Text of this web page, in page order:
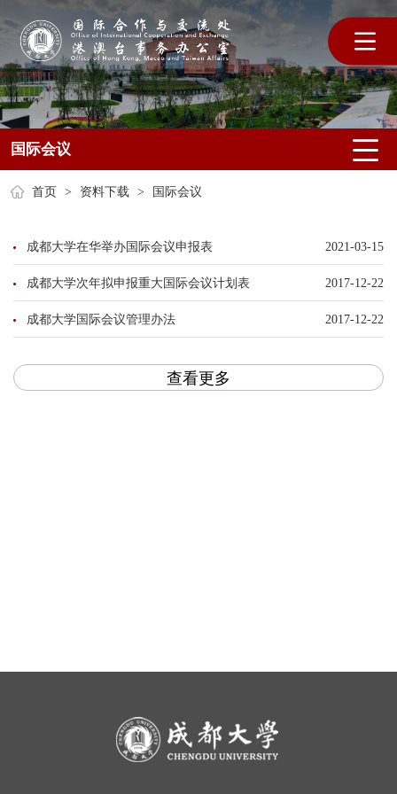
国际会议
首页 > 资料下载 > 国际会议
成都大学在华举办国际会议申报表 2021-03-15
成都大学次年拟申报重大国际会议计划表 2017-12-22
成都大学国际会议管理办法 2017-12-22
查看更多